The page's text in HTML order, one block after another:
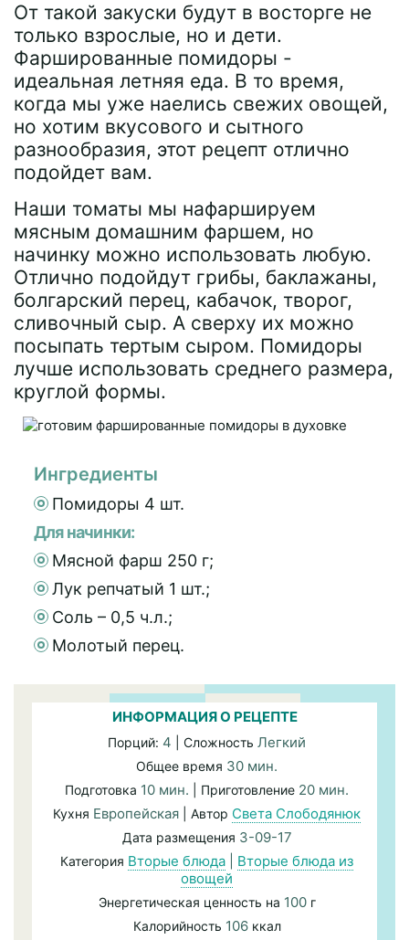
От такой закуски будут в восторге не
только взрослые, но и дети.
Фаршированные помидоры -
идеальная летняя еда. В то время,
когда мы уже наелись свежих овощей,
но хотим вкусового и сытного
разнообразия, этот рецепт отлично
подойдет вам.
Наши томаты мы нафаршируем
мясным домашним фаршем, но
начинку можно использовать любую.
Отлично подойдут грибы, баклажаны,
болгарский перец, кабачок, творог,
сливочный сыр. А сверху их можно
посыпать тертым сыром. Помидоры
лучше использовать среднего размера,
круглой формы.
Ингредиенты
Помидоры 4 шт.
Для начинки:
Мясной фарш 250 г;
Лук репчатый 1 шт.;
Соль – 0,5 ч.л.;
Молотый перец.
ИНФОРМАЦИЯ О РЕЦЕПТЕ
Порций: 4 | Сложность Легкий
Общее время 30 мин.
Подготовка 10 мин. | Приготовление 20 мин.
Кухня Европейская | Автор Света Слободянюк
Дата размещения 3-09-17
Категория Вторые блюда
Вторые блюда из
овощей
Энергетическая ценность на 100г
Калорийность 106ккал